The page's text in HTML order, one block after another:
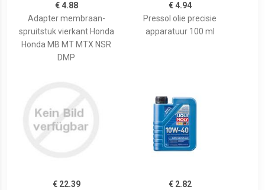
€ 4.88
Adapter membraan-
spruitstuk vierkant Honda
Honda MB MT MTX NSR
DMP
€ 4.94
Pressol olie precisie
apparatuur 100 ml
€ 22.39
€ 2.82